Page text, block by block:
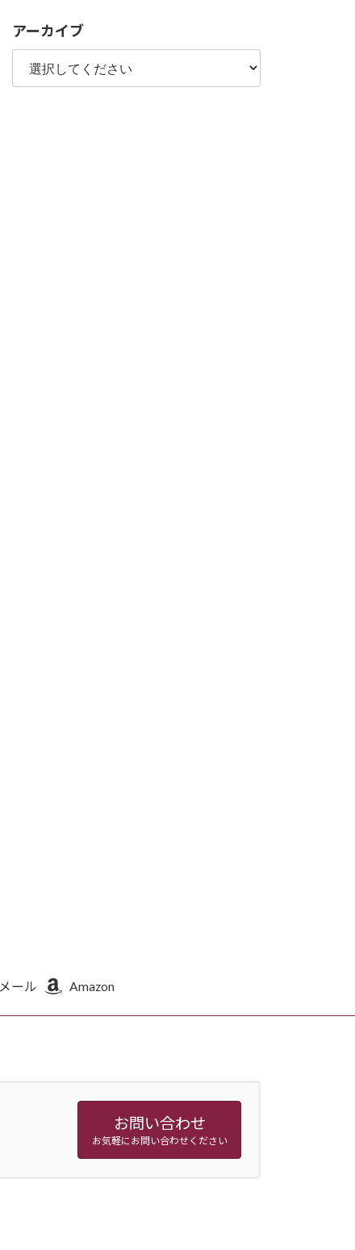
アーカイブ
メール Amazon
お問い合わせ
お気軽にお問い合わせください